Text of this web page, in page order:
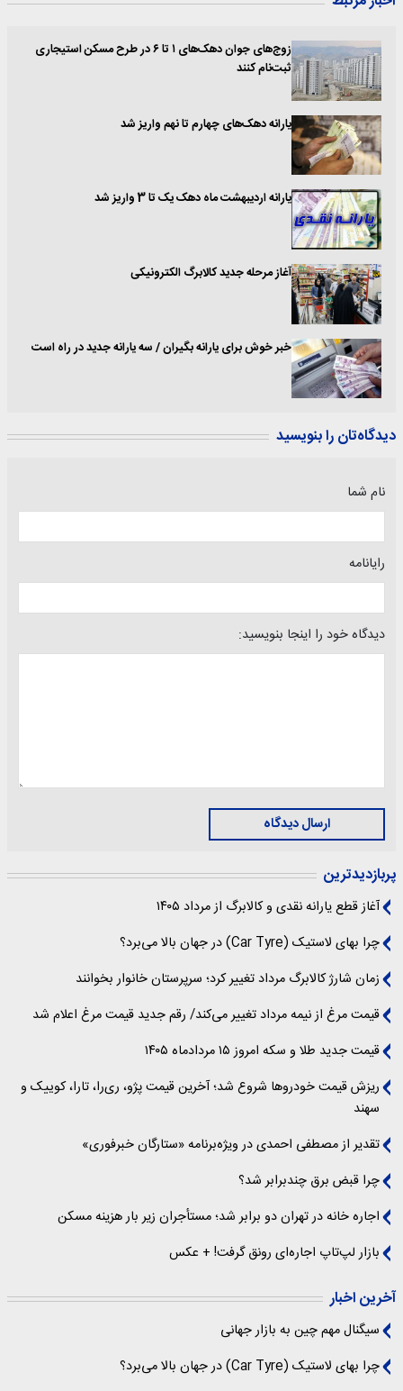
زوج‌های جوان دهک‌های ۱ تا ۶ در طرح مسکن استیجاری
ثبت‌نام کنند
یارانه دهک‌های چهارم تا نهم واریز شد
یارانه اردیبهشت ماه دهک یک تا 3 واریز شد
آغاز مرحله جدید کالابرگ الکترونیکی
خبر خوش برای یارانه بگیران / سه یارانه جدید در راه است
دیدگاه‌تان را بنویسید
نام شما
رایانامه
دیدگاه خود را اینجا بنویسید:
ارسال دیدگاه
پربازدیدترین
آغاز قطع یارانه نقدی و کالابرگ از مرداد ۱۴۰۵
چرا بهای لاستیک (Car Tyre) در جهان بالا می‌برد؟
زمان شارژ کالابرگ مرداد تغییر کرد؛ سرپرستان خانوار بخوانند
قیمت مرغ از نیمه مرداد تغییر می‌کند/ رقم جدید قیمت مرغ اعلام شد
قیمت جدید طلا و سکه امروز ۱۵ مردادماه ۱۴۰۵
ریزش قیمت خودروها شروع شد؛ آخرین قیمت پژو، ری‌را، تارا، کوییک و
سهند
تقدیر از مصطفی احمدی در ویژه‌برنامه «ستارگان خبرفوری»
چرا قبض برق چندبرابر شد؟
اجاره خانه در تهران دو برابر شد؛ مستأجران زیر بار هزینه مسکن
بازار لپ‌تاپ اجاره‌ای رونق گرفت! + عکس
آخرین اخبار
سیگنال‌ مهم چین به بازار جهانی
چرا بهای لاستیک (Car Tyre) در جهان بالا می‌برد؟